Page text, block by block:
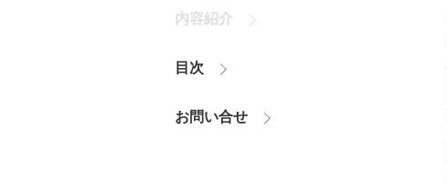
内容紹介
目次
お問い合せ